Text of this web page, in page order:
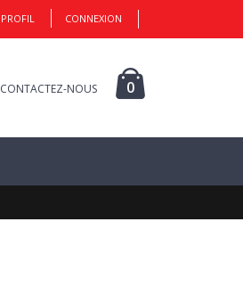
PROFIL CONNEXION
CONTACTEZ-NOUS 0